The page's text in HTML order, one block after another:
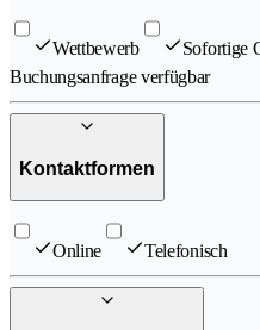
Wettbewerb Sofortige
Buchungsanfrage verfügbar
Kontaktformen
Online Telefonisch